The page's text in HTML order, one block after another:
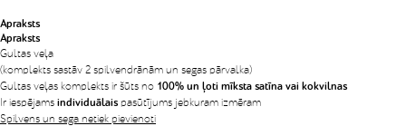
Apraksts
Apraksts
Gultas veļa
(komplekts sastāv 2 spilvendrānām un segas pārvalka)
Gultas veļas komplekts ir šūts no 100% un ļoti mīksta satīna vai kokvilnas
Ir iespējams individuālais pasūtījums jebkuram izmēram
Spilvens un sega netiek pievienoti